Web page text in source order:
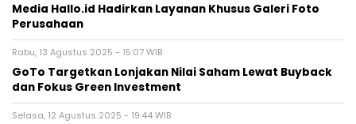
Media Hallo.id Hadirkan Layanan Khusus Galeri Foto
Perusahaan
Rabu, 13 Agustus 2025 - 15:07 WIB
GoTo Targetkan Lonjakan Nilai Saham Lewat Buyback
dan Fokus Green Investment
Selasa, 12 Agustus 2025 - 19:44 WIB